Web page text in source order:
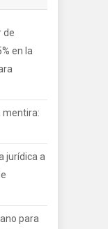
de
en la
mentira:
jurídica a
para